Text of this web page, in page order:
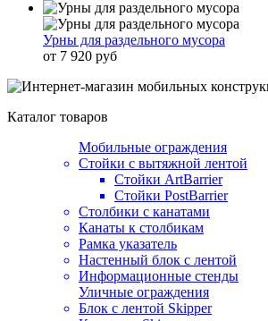
Урны для раздельного мусора
от 7 920 руб
Каталог товаров
Мобильные ограждения
Стойки с вытяжной лентой
Стойки ArtBarrier
Стойки PostBarrier
Столбики с канатами
Канаты к столбикам
Рамка указатель
Настенный блок с лентой
Информационные стенды
Уличные ограждения
Блок с лентой Skipper